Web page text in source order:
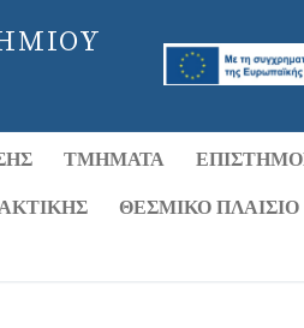
ΤΜΉΜΑΤΑ
ΘΕΣΜΙΚΌ ΠΛΑΊΣΙΟ